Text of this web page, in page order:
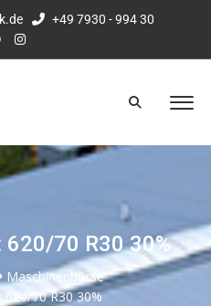
+49 7930 - 994 30
620/70 R30 30%
Maschinenbörse
70 R30 30%